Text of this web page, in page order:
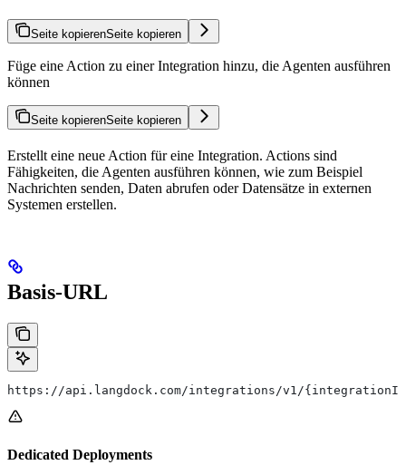
Seite kopierenSeite kopieren
Füge eine Action zu einer Integration hinzu, die Agenten ausführen
können
Seite kopierenSeite kopieren
Erstellt eine neue Action für eine Integration. Actions sind
Fähigkeiten, die Agenten ausführen können, wie zum Beispiel
Nachrichten senden, Daten abrufen oder Datensätze in externen
Systemen erstellen.
Basis-URL
https://api.langdock.com/integrations/v1/
Dedicated Deployments